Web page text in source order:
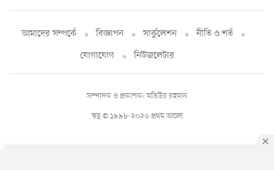
আমাদের সম্পর্কে বিজ্ঞাপন সার্কুলেশন
নীতি ও শর্ত
যোগাযোগ
নিউজলেটার
স্বত্ব © ১৯৯৮-২০২৬ প্রথম আলো
সম্পাদক ও প্রকাশক: মতিউর রহমান